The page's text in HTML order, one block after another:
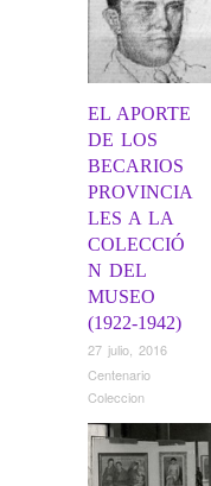
EL APORTE
DE LOS
BECARIOS
PROVINCIA
LES A LA
COLECCIÓ
N DEL
MUSEO
(1922-1942)
27 julio, 2016
Centenario
Coleccion